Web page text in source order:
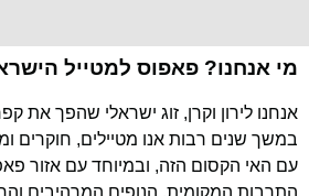
מי אנחנו? פאפוס למטייל
אנחנו לירון וקרן, זוג ישראלי שהפך את
במשך שנים רבות אנו מטיילים, חוקרים
עם האי הקסום הזה, ובמיוחד עם אזור